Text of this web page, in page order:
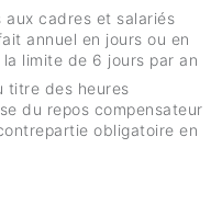
aux cadres et salariés
annuel en jours ou en
limite de 6 jours par an
titre des heures
du repos compensateur
obligatoire en